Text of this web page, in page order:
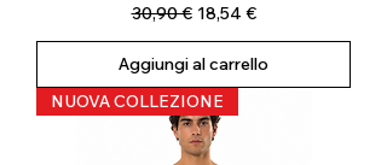
Prezzo regolare
30,90 € Prezzo scontato
18,54 €
Aggiungi al carrello
NUOVA COLLEZIONE